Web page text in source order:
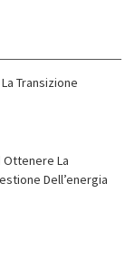
Transizione
Ottenere La
Dell’energia